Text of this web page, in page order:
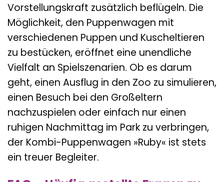
Vorstellungskraft zusätzlich beflügeln. Die
Möglichkeit, den Puppenwagen mit
verschiedenen Puppen und Kuscheltieren
zu bestücken, eröffnet eine unendliche
Vielfalt an Spielszenarien. Ob es darum
geht, einen Ausflug in den Zoo zu simulieren,
einen Besuch bei den Großeltern
nachzuspielen oder einfach nur einen
ruhigen Nachmittag im Park zu verbringen,
der Kombi-Puppenwagen »Ruby« ist stets
ein treuer Begleiter.